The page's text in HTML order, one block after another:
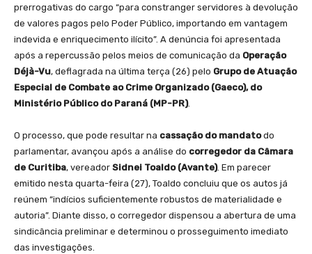
prerrogativas do cargo “para constranger servidores à devolução
de valores pagos pelo Poder Público, importando em vantagem
indevida e enriquecimento ilícito”. A denúncia foi apresentada
após a repercussão pelos meios de comunicação da Operação
Déjà-Vu, deflagrada na última terça (26) pelo Grupo de Atuação
Especial de Combate ao Crime Organizado (Gaeco), do
Ministério Público do Paraná (MP-PR).
O processo, que pode resultar na cassação do mandatodo
parlamentar, avançou após a análise do corregedor da Câmara
de Curitiba, vereador Sidnei Toaldo (Avante). Em parecer
emitido nesta quarta-feira (27), Toaldo concluiu que os autos já
reúnem “indícios suficientemente robustos de materialidade e
autoria”. Diante disso, o corregedor dispensou a abertura de uma
sindicância preliminar e determinou o prosseguimento imediato
das investigações.